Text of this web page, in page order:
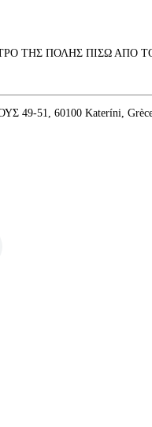
ΤΗΣ ΠΟΛΗΣ ΠΙΣΩ ΑΠΟ
49-51, 60100 Kateríni,